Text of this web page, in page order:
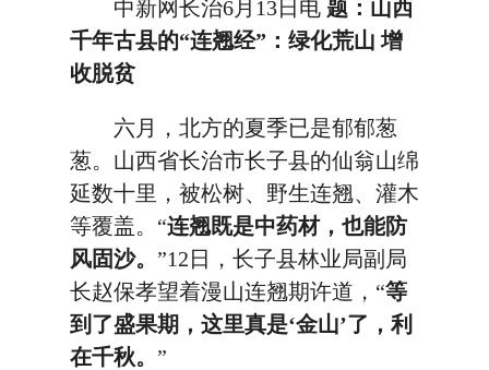
中新网长治6月13日电 题：山西
千年古县的“连翘经”：绿化荒山 增
收脱贫
六月，北方的夏季已是郁郁葱
葱。山西省长治市长子县的仙翁山绵
延数十里，被松树、野生连翘、灌木
等覆盖。“连翘既是中药材，也能防
风固沙。 ”12日，长子县林业局副局
长赵保孝望着漫山连翘期许道，“等
到了盛果期，这里真是‘金山’了，利
在千秋。 ”